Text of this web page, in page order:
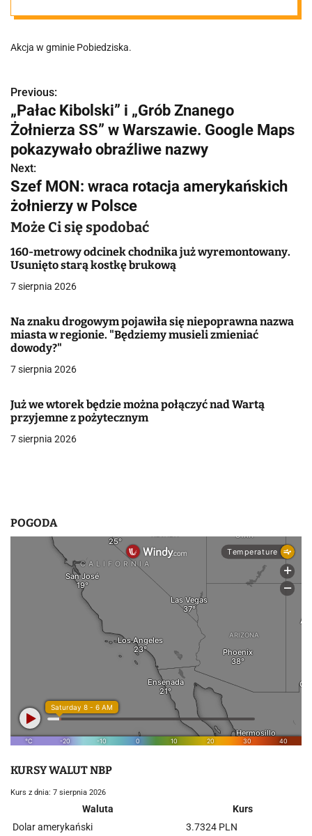
Akcja w gminie Pobiedziska.
N
a
w
i
g
a
c
j
w
p
s
u
Previous:
„Pałac Kibolski” i „Grób Znanego
Żołnierza SS” w Warszawie. Google Maps
pokazywało obraźliwe nazwy
Next:
Szef MON: wraca rotacja amerykańskich
żołnierzy w Polsce
Może Ci się spodobać
160-metrowy odcinek chodnika już wyremontowany.
Usunięto starą kostkę brukową
7 sierpnia 2026
Na znaku drogowym pojawiła się niepoprawna nazwa
miasta w regionie. "Będziemy musieli zmieniać
dowody?"
7 sierpnia 2026
Już we wtorek będzie można połączyć nad Wartą
przyjemne z pożytecznym
7 sierpnia 2026
POGODA
KURSY WALUT NBP
Kurs z dnia: 7 sierpnia 2026
Waluta
Kurs
Dolar amerykański
3.7324 PLN